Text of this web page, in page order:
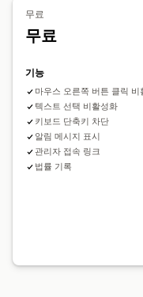
자동화된 워크플로
알림 및 분석
지불 거절 분석
복사 및 붙여넣기
오른쪽 버튼 클릭
요소 검사
키보드 바로가기
지역 액
무료
무료
기능
마우스 오른쪽 버튼 클릭 비
텍스트 선택 비활성화
키보드 단축키 차단
알림 메시지 표시
관리자 접속 링크
법률 기록